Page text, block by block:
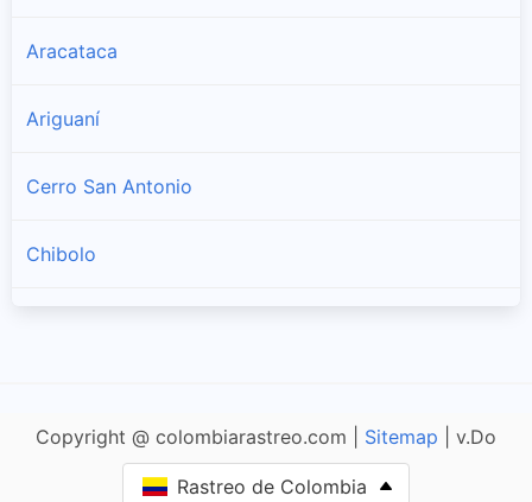
Aracataca
Ariguaní
Cerro San Antonio
Chibolo
Copyright @ colombiarastreo.com | Sitemap | v.Do
Rastreo de Colombia